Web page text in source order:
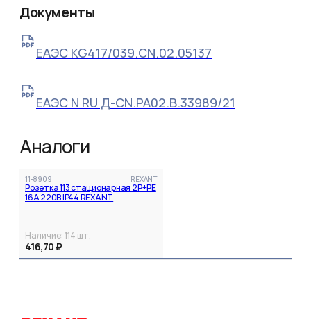
Документы
ЕАЭС KG417/039.CN.02.05137
ЕАЭС N RU Д-CN.РА02.В.33989/21
Аналоги
11-8909 REXANT
Розетка 113 стационарная 2Р+РЕ
16А 220В IP44 REXANT
Наличие:114 шт.
416,70 ₽